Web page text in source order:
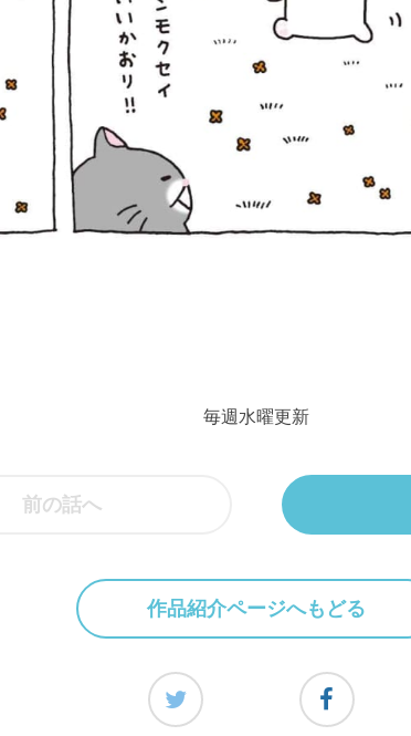
毎週水曜更新
前の話へ
作品紹介ページへもどる